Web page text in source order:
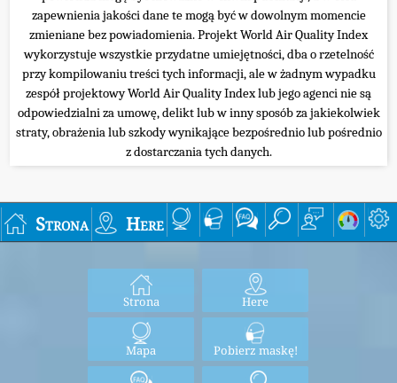
zapewnienia jakości dane te mogą być w dowolnym momencie
zmieniane bez powiadomienia. Projekt World Air Quality Index
wykorzystuje wszystkie przydatne umiejętności, dba o rzetelność
przy kompilowaniu treści tych informacji, ale w żadnym wypadku
zespół projektowy World Air Quality Index lub jego agenci nie są
odpowiedzialni za umowę, delikt lub w inny sposób za jakiekolwiek
straty, obrażenia lub szkody wynikające bezpośrednio lub pośrednio
z dostarczania tych danych.
Strona Here
Strona Here
Mapa Pobierz maskę!